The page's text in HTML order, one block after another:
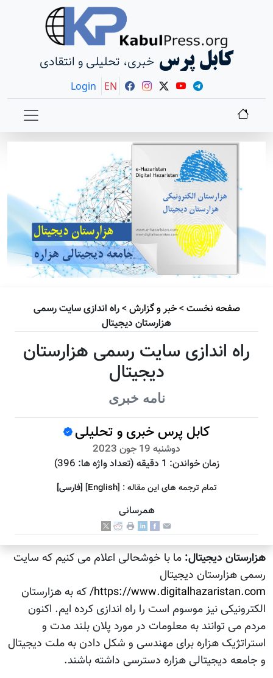
کابل پرس خبری، تحلیلی و انتقادی
Login EN
صفحه نخست>خبر و گزارش>راه اندازی سایت رسمی
هزارستان دیجیتال
راه اندازی سایت رسمی هزارستان
دیجیتال
نامه خبری
کابل پرس خبری و تحلیلی
دوشنبه 19 جون 2023
زمان خواندن: 1 دقیقه (تعداد واژه ها: 396
)
تمام ترجمه هاى اين مقاله : [English] [فارسى]
همرسانی
هزارستان دیجیتال: ما با خوشحالی اعلام می کنیم که سایت
رسمی هزارستان دیجیتال
https://www.digitalhazaristan.com/ که به هزارستان
الکترونیکی نیز موسوم است را راه اندازی کرده ایم. اکنون
مردم می توانند به معلومات در مورد پلان بلند مدت و
استراتژیک هزاره برای مهندسی و شکل دادن به ملت دیجیتال
و جامعه دیجیتالی هزاره دسترسی داشته باشند.